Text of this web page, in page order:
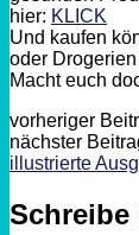
hier: KLICK
Und kaufen
oder
Macht euch
vorheriger
nächster
illustrierte
Schreibe